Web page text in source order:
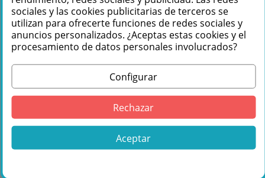
Te podemos ayudar
+34 976 36 61 60
Comprar Showtec Rampa + Esquina para
Pista de Baile Sparkle 42336 en
Másquesonido con envío rápido
sociales y las cookies publicitarias de terceros se
utilizan para ofrecerte funciones de redes sociales y
anuncios personalizados. ¿Aceptas estas cookies y el
procesamiento de datos personales involucrados?
Configurar
Rechazar
Aceptar